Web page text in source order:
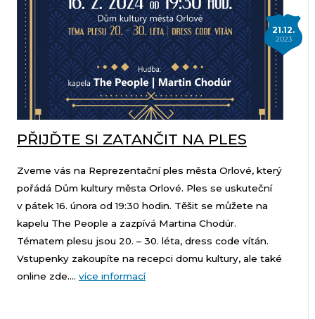
21.12.
2023
PŘIJĎTE SI ZATANČIT NA PLES
Zveme vás na Reprezentační ples města Orlové, který
pořádá Dům kultury města Orlové. Ples se uskuteční
v pátek 16. února od 19:30 hodin. Těšit se můžete na
kapelu The People a zazpívá Martina Chodúr.
Tématem plesu jsou 20. – 30. léta, dress code vítán.
Vstupenky zakoupíte na recepci domu kultury, ale také
online zde.... více informací